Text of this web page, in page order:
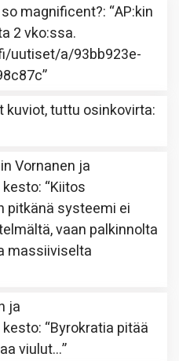
magnificent?: “AP:kin
2 vko:ssa.
uutiset/a/93bb923e-
”
kuviot, tuttu osinkovirta:
Vornanen ja
: “Kiitos
pitkänä systeemi ei
vaan palkinnolta
massiiviselta
ja
: “Byrokratia pitää
viulut…”